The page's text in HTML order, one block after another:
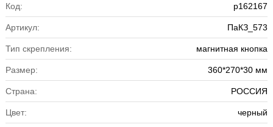
Код: р162167
Артикул: ПаКЗ_573
Тип скрепления: магнитная кнопка
Размер: 360*270*30 мм
Страна: РОССИЯ
Цвет: черный